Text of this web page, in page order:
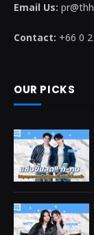
Email Us:
Contact: +66 0
OUR PICKS